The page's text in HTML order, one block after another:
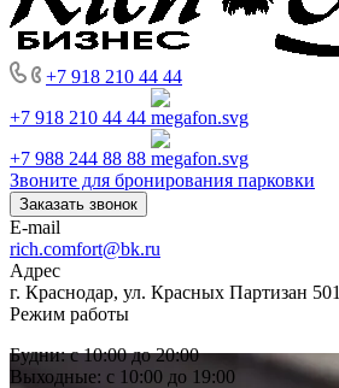
+7 918 210 44 44
+7 918 210 44 44
+7 988 244 88 88
Звоните для бронирования парковки
Заказать звонок
E-mail
rich.comfort@bk.ru
Адрес
г. Краснодар, ул. Красных Партизан 501
Режим работы
Будни: с 10:00 до 20:00
Выходные: с 10:00 до 19:00